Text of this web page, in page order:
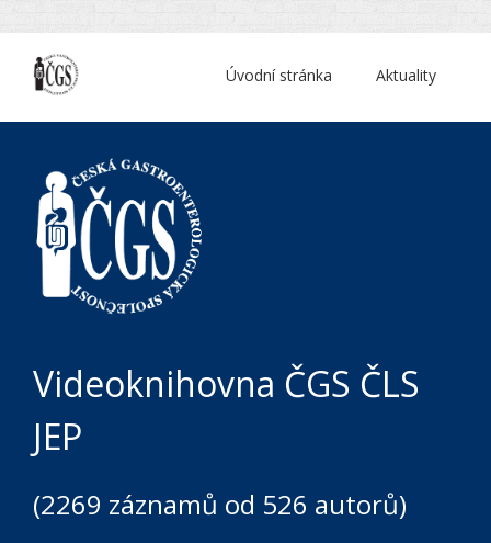
Aktuality
Úvodní stránka
Videoknihovna ČGS ČLS
JEP
(2269 záznamů od 526 autorů)